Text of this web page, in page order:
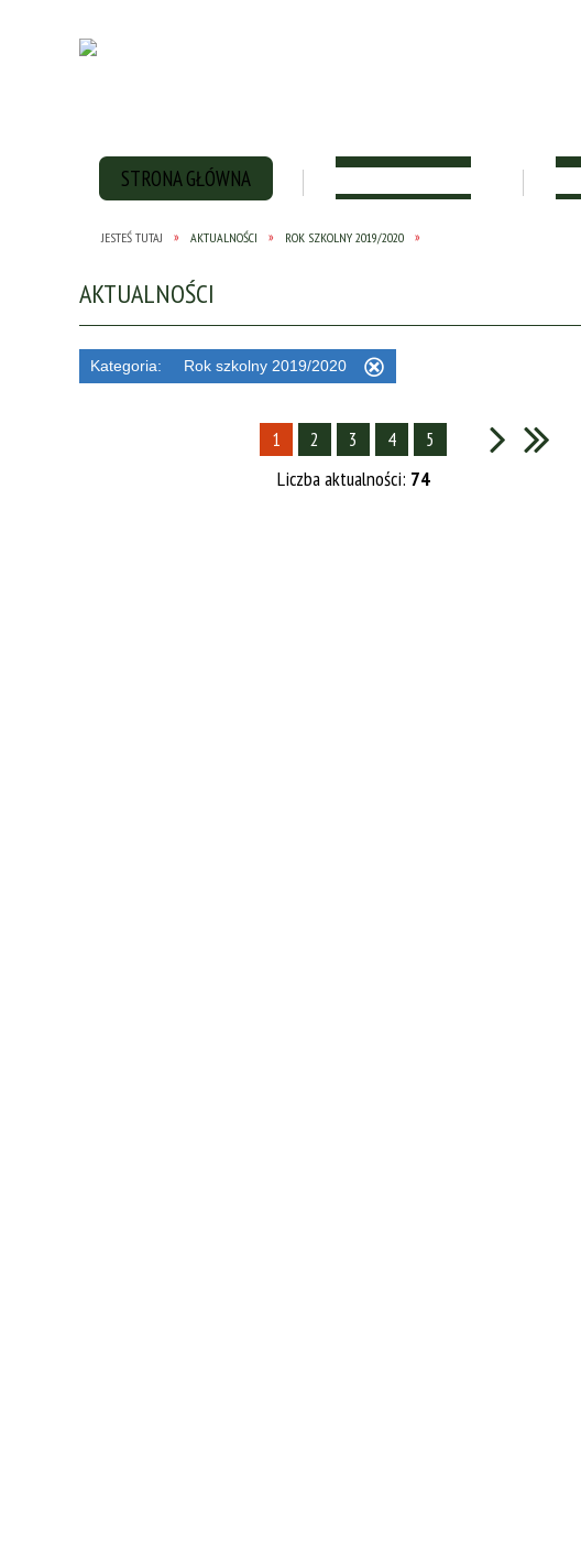
STRONA GŁÓWNA
JESTEŚ TUTAJ AKTUALNOŚCI ROK SZKOLNY 2019/2020
AKTUALNOŚCI
Kategoria: Rok szkolny 2019/2020
1 2 3 4
5
Liczba aktualności: 74